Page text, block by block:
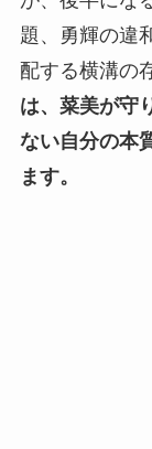
題、勇輝の違
配する横溝の
は、菜美が守
ない自分の本
ます。